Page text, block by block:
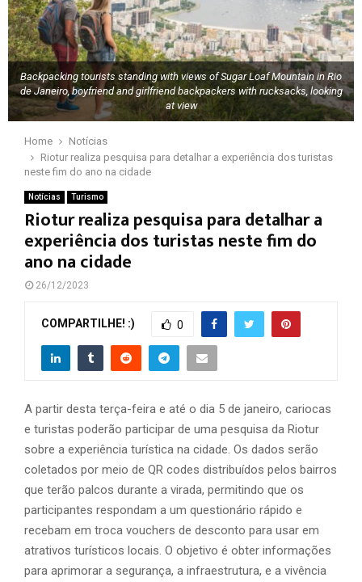
Backpacking tourists standing with views of Sugar Loaf Mountain in Rio
de Janeiro, boyfriend and girlfriend backpackers with rucksacks, looking
at view
Home
Notícias
Riotur realiza pesquisa para detalhar a experiência dos turistas
neste fim do ano na cidade
Notícias Turismo
Riotur realiza pesquisa para detalhar a
experiência dos turistas neste fim do
ano na cidade
26/12/2023
COMPARTILHE! :) 0
A partir desta terça-feira e até o dia 5 de janeiro, cariocas
e turistas poderão participar de uma pesquisa da Riotur
sobre a experiência turística na cidade. Os dados serão
coletados por meio de QR codes distribuídos pelos bairros
que terão palcos durante a virada, permitindo que os
participantes respondam a um questionário rápido e
recebam em troca vouchers de desconto para usar em
atrativos turísticos locais. O objetivo é obter informações
para aprimorar a segurança, a infraestrutura, e a vivência